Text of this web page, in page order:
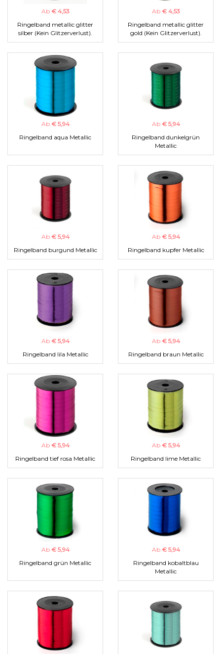
Ab € 4,53
Ringelband metallic glitter
silber (Kein Glitzerverlust).
Ab € 4,53
Ringelband metallic glitter
gold (Kein Glitzerverlust).
Ab € 5,94
Ringelband aqua Metallic
Ab € 5,94
Ringelband dunkelgrün
Metallic
Ab € 5,94
Ringelband burgund Metallic
Ab € 5,94
Ringelband kupfer Metallic
Ab € 5,94
Ringelband lila Metallic
Ab € 5,94
Ringelband braun Metallic
Ab € 5,94
Ringelband tief rosa Metallic
Ab € 5,94
Ringelband lime Metallic
Ab € 5,94
Ringelband grün Metallic
Ab € 5,94
Ringelband kobaltblau
Metallic